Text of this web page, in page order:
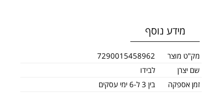
מידע נוסף
מק"ט מוצר
7290015458962
שם יצרן
לבידו
זמן אספקה
בין 3 ל-6 ימי עסקים